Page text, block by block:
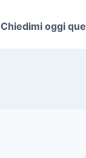
Chiedimi oggi